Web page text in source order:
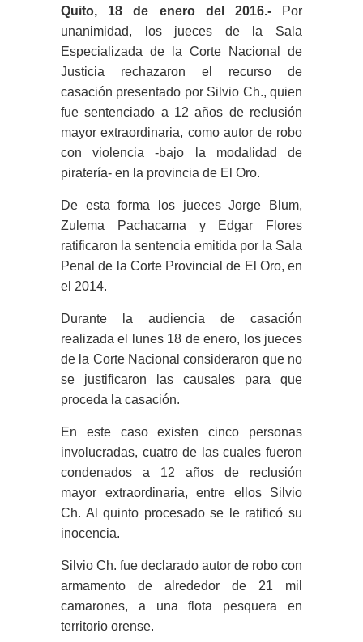
Quito, 18 de enero del 2016.-Por
unanimidad, los jueces de la Sala
Especializada de la Corte Nacional de
Justicia rechazaron el recurso de
casación presentado por Silvio Ch., quien
fue sentenciado a 12 años de reclusión
mayor extraordinaria, como autor de robo
con violencia -bajo la modalidad de
piratería- en la provincia de El Oro.
De esta forma los jueces Jorge Blum,
Zulema Pachacama y Edgar Flores
ratificaron la sentencia emitida por la Sala
Penal de la Corte Provincial de El Oro, en
el 2014.
Durante la audiencia de casación
realizada el lunes 18 de enero, los jueces
de la Corte Nacional consideraron que no
se justificaron las causales para que
proceda la casación.
En este caso existen cinco personas
involucradas, cuatro de las cuales fueron
condenados a 12 años de reclusión
mayor extraordinaria, entre ellos Silvio
Ch. Al quinto procesado se le ratificó su
inocencia.
Silvio Ch. fue declarado autor de robo con
armamento de alrededor de 21 mil
camarones, a una flota pesquera en
territorio orense.